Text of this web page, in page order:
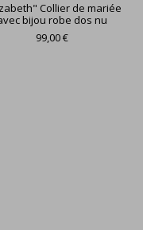
Collier de mariée
bijou robe dos nu
99,00 €